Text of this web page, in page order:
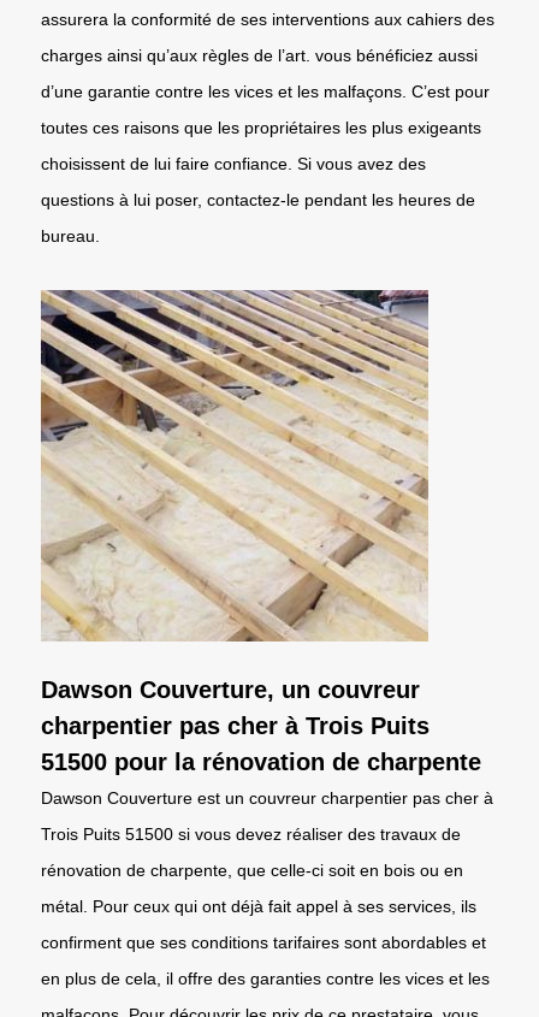
assurera la conformité de ses interventions aux cahiers des
charges ainsi qu’aux règles de l’art. vous bénéficiez aussi
d’une garantie contre les vices et les malfaçons. C’est pour
toutes ces raisons que les propriétaires les plus exigeants
choisissent de lui faire confiance. Si vous avez des
questions à lui poser, contactez-le pendant les heures de
bureau.
Dawson Couverture, un couvreur
charpentier pas cher à Trois Puits
51500 pour la rénovation de charpente
Dawson Couverture est un couvreur charpentier pas cher à
Trois Puits 51500 si vous devez réaliser des travaux de
rénovation de charpente, que celle-ci soit en bois ou en
métal. Pour ceux qui ont déjà fait appel à ses services, ils
confirment que ses conditions tarifaires sont abordables et
en plus de cela, il offre des garanties contre les vices et les